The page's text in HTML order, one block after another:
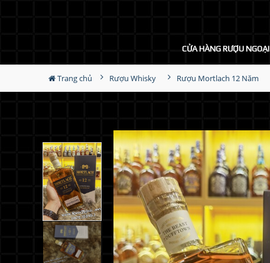
CỬA HÀNG RƯỢU NGOẠI
Trang chủ Rượu Whisky Rượu Mortlach 12 Năm